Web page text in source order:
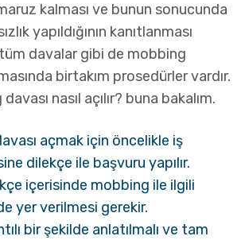
kalması ve bunun sonucunda
yapıldığının kanıtlanması
davalar gibi de mobbing
birtakım prosedürler vardır.
nasıl açılır? buna bakalım.
açmak için öncelikle iş
dilekçe ile başvuru yapılır.
içerisinde mobbing ile ilgili
yer verilmesi gerekir.
bir şekilde anlatılmalı ve tam